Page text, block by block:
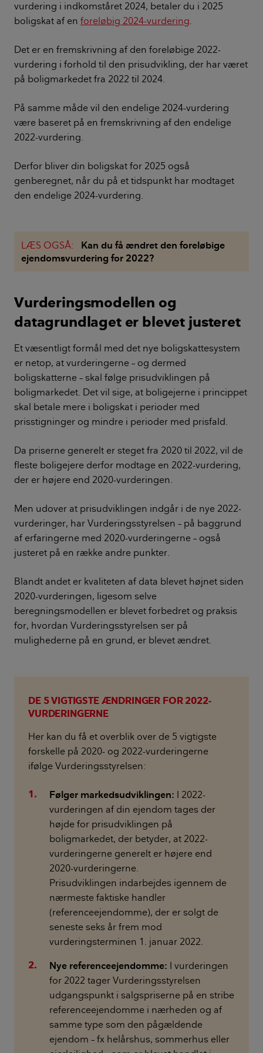
vurdering i indkomståret 2024, betaler du i 2025
boligskat af en foreløbig 2024-vurdering
Det er en fremskrivning af den foreløbige 2022-
vurdering i forhold til den prisudvikling, der har været
på boligmarkedet fra 2022 til 2024.
På samme måde vil den endelige 2024-vurdering
være baseret på en fremskrivning af den endelige
2022-vurdering.
Derfor bliver din boligskat for 2025 også
genberegnet, når du på et tidspunkt har modtaget
den endelige 2024-vurdering.
LÆS OGSÅ:
Kan du få ændret den foreløbige
ejendomsvurdering for 2022?
Vurderingsmodellen og
datagrundlaget er blevet justeret
Et væsentligt formål med det nye boligskattesystem
er netop, at vurderingerne – og dermed
boligskatterne – skal følge prisudviklingen på
boligmarkedet. Det vil sige, at boligejerne i princippet
skal betale mere i boligskat i perioder med
prisstigninger og mindre i perioder med prisfald.
Da priserne generelt er steget fra 2020 til 2022, vil de
fleste boligejere derfor modtage en 2022-vurdering,
der er højere end 2020-vurderingen.
Men udover at prisudviklingen indgår i de nye 2022-
vurderinger, har Vurderingsstyrelsen – på baggrund
af erfaringerne med 2020-vurderingerne – også
justeret på en række andre punkter.
Blandt andet er kvaliteten af data blevet højnet siden
2020-vurderingen, ligesom selve
beregningsmodellen er blevet forbedret og praksis
for, hvordan Vurderingsstyrelsen ser på
mulighederne på en grund, er blevet ændret.
DE 5 VIGTIGSTE ÆNDRINGER FOR 2022-
VURDERINGERNE
Her kan du få et overblik over de 5 vigtigste
forskelle på 2020- og 2022-vurderingerne
ifølge Vurderingsstyrelsen:
Følger markedsudviklingen: I 2022-
vurderingen af din ejendom tages der
højde for prisudviklingen på
boligmarkedet, der betyder, at 2022-
vurderingerne generelt er højere end
2020-vurderingerne.
Prisudviklingen indarbejdes igennem de
nærmeste faktiske handler
(referenceejendomme), der er solgt de
seneste seks år frem mod
vurderingsterminen 1. januar 2022.
Nye referenceejendomme: I vurderingen
for 2022 tager Vurderingsstyrelsen
udgangspunkt i salgspriserne på en stribe
referenceejendomme i nærheden og af
samme type som den pågældende
ejendom – fx helårshus, sommerhus eller